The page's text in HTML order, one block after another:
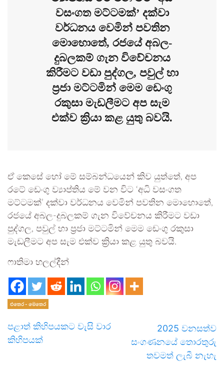
වසංගත මට්ටමක්’ දක්වා
වර්ධනය වෙමින් පවතින
මොහොතේ, රජයේ අබල-
දුබලකම් ගැන විවේචනය
කිරීමට වඩා පුද්ගල, පවුල් හා
ප්‍රජා මට්ටමින් මෙම ඩෙංගු
රකුසා මැඩලීමට අප සැම
එක්ව ක්‍රියා කළ යුතු බවයි.
ඒ කෙසේ හෝ මේ සම්බන්ධයෙන් කිව යුත්තේ, අප
රටේ ඩෙංගු ව්‍යාප්තිය මේ වන විට ‘අධි වසංගත
මට්ටමක්’ දක්වා වර්ධනය වෙමින් පවතින මොහොතේ,
රජයේ අබල-දුබලකම් ගැන විවේචනය කිරීමට වඩා
පුද්ගල, පවුල් හා ප්‍රජා මට්ටමින් මෙම ඩෙංගු රකුසා
මැඩලීමට අප සැම එක්ව ක්‍රියා කළ යුතු බවයි.
ෆාතිමා හලල්දීන්
එතෙර - මෙතෙර
පළාත් කිහිපයකට වැසි වාර
කිහිපයක්
2025 වනසත්ව
සංගණනයේ තොරතුරු
තවමත් ලැබී නැහැ